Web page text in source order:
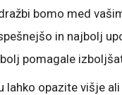
bomo med
in najbolj
pomagale
opazite višje ali